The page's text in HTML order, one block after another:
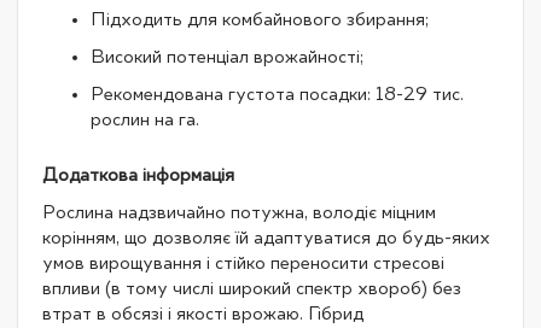
Підходить для комбайнового збирання;
Високий потенціал врожайності;
Рекомендована густота посадки: 18-29 тис.
рослин на га.
Додаткова інформація
Рослина надзвичайно потужна, володіє міцним
корінням, що дозволяє їй адаптуватися до будь-яких
умов вирощування і стійко переносити стресові
впливи (в тому числі широкий спектр хвороб) без
втрат в обсязі і якості врожаю. Гібрид